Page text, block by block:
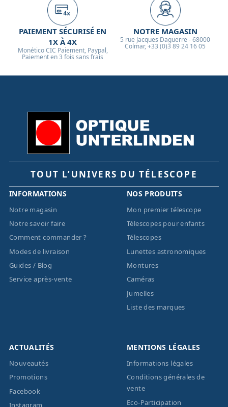
PAIEMENT SÉCURISÉ EN
1X À 4X
Monético CIC Paiement, Paypal,
Paiement en 3 fois sans frais
NOTRE MAGASIN
5 rue Jacques Daguerre - 68000
Colmar, +33 (0)3 89 24 16 05
TOUT L’UNIVERS DU TÉLESCOPE
INFORMATIONS
Notre magasin
Notre savoir faire
Comment commander ?
Modes de livraison
Guides / Blog
Service après-vente
NOS PRODUITS
Mon premier télescope
Télescopes pour enfants
Télescopes
Lunettes astronomiques
Montures
Caméras
Jumelles
Liste des marques
ACTUALITÉS
Nouveautés
Promotions
Facebook
Instagram
MENTIONS LÉGALES
Informations légales
Conditions générales de
vente
Eco-Participation